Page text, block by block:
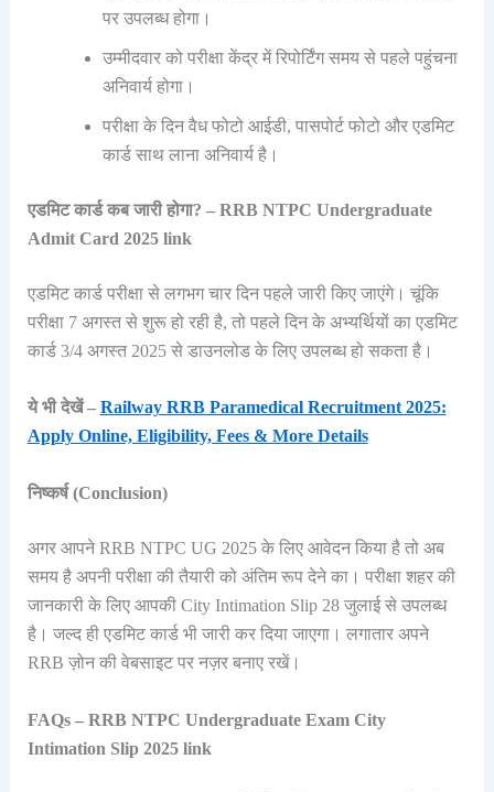
पर उपलब्ध होगा।
उम्मीदवार को परीक्षा केंद्र में रिपोर्टिंग समय से पहले पहुंचना
अनिवार्य होगा।
परीक्षा के दिन वैध फोटो आईडी, पासपोर्ट फोटो और एडमिट
कार्ड साथ लाना अनिवार्य है।
एडमिट कार्ड कब जारी होगा? – RRB NTPC Undergraduate
Admit Card 2025 link
एडमिट कार्ड परीक्षा से लगभग चार दिन पहले जारी किए जाएंगे। चूंकि
परीक्षा 7 अगस्त से शुरू हो रही है, तो पहले दिन के अभ्यर्थियों का एडमिट
कार्ड 3/4 अगस्त 2025 से डाउनलोड के लिए उपलब्ध हो सकता है।
ये भी देखें – Railway RRB Paramedical Recruitment 2025:
Apply Online, Eligibility, Fees & More Details
निष्कर्ष (Conclusion)
अगर आपने RRB NTPC UG 2025 के लिए आवेदन किया है तो अब
समय है अपनी परीक्षा की तैयारी को अंतिम रूप देने का। परीक्षा शहर की
जानकारी के लिए आपकी City Intimation Slip 28 जुलाई से उपलब्ध
है। जल्द ही एडमिट कार्ड भी जारी कर दिया जाएगा। लगातार अपने
RRB ज़ोन की वेबसाइट पर नज़र बनाए रखें।
FAQs – RRB NTPC Undergraduate Exam City
Intimation Slip 2025 link